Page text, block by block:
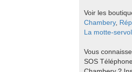
Voir les
Chambery,
La motte-
Vous
SOS